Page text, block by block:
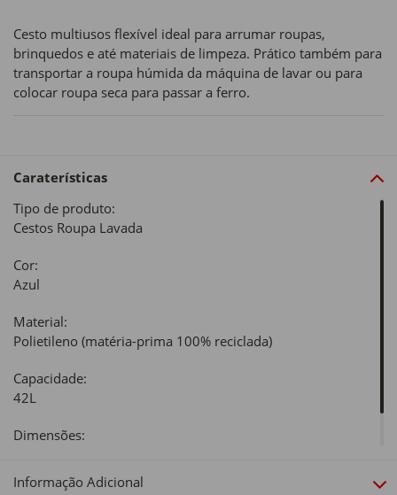
Cesto multiusos flexível ideal para arrumar roupas,
brinquedos e até materiais de limpeza. Prático também para
transportar a roupa húmida da máquina de lavar ou para
colocar roupa seca para passar a ferro.
Caraterísticas
Tipo de produto:
Cestos Roupa Lavada
Cor:
Azul
Material:
Polietileno (matéria-prima 100% reciclada)
Capacidade:
42L
Dimensões:
Informação Adicional